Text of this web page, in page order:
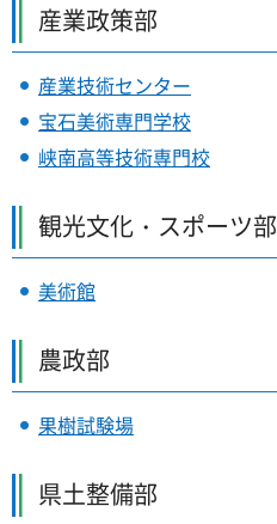
産業政策部
産業技術センター
宝石美術専門学校
峡南高等技術専門校
観光文化・スポーツ部
美術館
農政部
果樹試験場
県土整備部